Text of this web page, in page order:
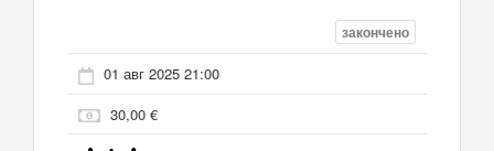
закончено
01 авг 2025 21:00
30,00 €